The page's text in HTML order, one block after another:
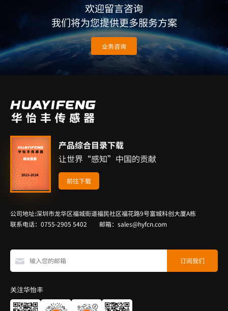
欢迎留言咨询
我们将为您提供更多服务方案
业务咨询
产品综合目录下载
让世界“感知”中国的贡献
前往下载
公司地址:深圳市龙华区福城街道福民社区福花路9号富城科创大厦A栋
联系电话：0755-2905 5402 邮箱：sales@hyfcn.com
关注华怡丰